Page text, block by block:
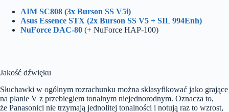
AIM SC808 (3x Burson SS V5i)
Asus Essence STX (2x Burson SS V5 + SIL 994Enh)
NuForce DAC-80 (+ NuForce HAP-100)
Jakość dźwięku
Słuchawki w ogólnym rozrachunku można sklasyfikować jako grające
na planie V z przebiegiem tonalnym niejednorodnym. Oznacza to,
że Panasonici nie trzymają jednolitej tonalności i notują raz to wzrost,